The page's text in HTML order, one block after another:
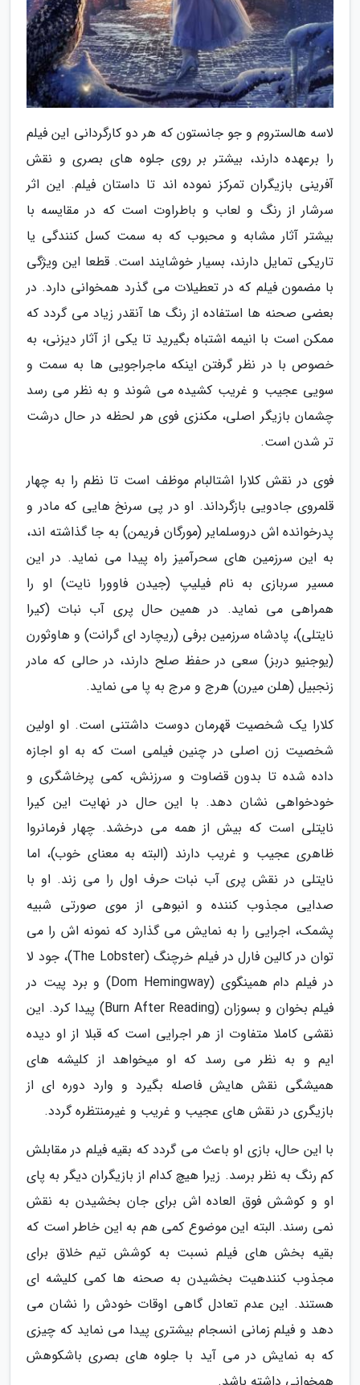
لاسه هالستروم و جو جانستون که هر دو کارگردانی این فیلم
را برعهده دارند، بیشتر بر روی جلوه های بصری و نقش
آفرینی بازیگران تمرکز نموده اند تا داستان فیلم. این اثر
سرشار از رنگ و لعاب و باطراوت است که در مقایسه با
بیشتر آثار مشابه و محبوب که به سمت کسل کنندگی یا
تاریکی تمایل دارند، بسیار خوشایند است. قطعا این ویژگی
با مضمون فیلم که در تعطیلات می گذرد همخوانی دارد. در
بعضی صحنه ها استفاده از رنگ ها آنقدر زیاد می گردد که
ممکن است با انیمه اشتباه بگیرید تا یکی از آثار دیزنی، به
خصوص با در نظر گرفتن اینکه ماجراجویی ها به سمت و
سویی عجیب و غریب کشیده می شوند و به نظر می رسد
چشمان بازیگر اصلی، مکنزی فوی هر لحظه در حال درشت
تر شدن است.
فوی در نقش کلارا اشتالبام موظف است تا نظم را به چهار
قلمروی جادویی بازگرداند. او در پی سرنخ هایی که مادر و
پدرخوانده اش دروسلمایر (مورگان فریمن) به جا گذاشته اند،
به این سرزمین های سحرآمیز راه پیدا می نماید. در این
مسیر سربازی به نام فیلیپ (جیدن فاوورا نایت) او را
همراهی می نماید. در همین حال پری آب نبات (کیرا
نایتلی)، پادشاه سرزمین برفی (ریچارد ای گرانت) و هاوثورن
(یوجنیو دربز) سعی در حفظ صلح دارند، در حالی که مادر
زنجبیل (هلن میرن) هرج و مرج به پا می نماید.
کلارا یک شخصیت قهرمان دوست داشتنی است. او اولین
شخصیت زن اصلی در چنین فیلمی است که به او اجازه
داده شده تا بدون قضاوت و سرزنش، کمی پرخاشگری و
خودخواهی نشان دهد. با این حال در نهایت این کیرا
نایتلی است که بیش از همه می درخشد. چهار فرمانروا
ظاهری عجیب و غریب دارند (البته به معنای خوب)، اما
نایتلی در نقش پری آب نبات حرف اول را می زند. او با
صدایی مجذوب کننده و انبوهی از موی صورتی شبیه
پشمک، اجرایی را به نمایش می گذارد که نمونه اش را می
توان در کالین فارل در فیلم خرچنگ (The Lobster)، جود لا
در فیلم دام همینگوی (Dom Hemingway) و برد پیت در
فیلم بخوان و بسوزان (Burn After Reading) پیدا کرد. این
نقشی کاملا متفاوت از هر اجرایی است که قبلا از او دیده
ایم و به نظر می رسد که او میخواهد از کلیشه های
همیشگی نقش هایش فاصله بگیرد و وارد دوره ای از
بازیگری در نقش های عجیب و غریب و غیرمنتظره گردد.
با این حال، بازی او باعث می گردد که بقیه فیلم در مقابلش
کم رنگ به نظر برسد. زیرا هیچ کدام از بازیگران دیگر به پای
او و کوشش فوق العاده اش برای جان بخشیدن به نقش
نمی رسند. البته این موضوع کمی هم به این خاطر است که
بقیه بخش های فیلم نسبت به کوشش تیم خلاق برای
مجذوب کنندهیت بخشیدن به صحنه ها کمی کلیشه ای
هستند. این عدم تعادل گاهی اوقات خودش را نشان می
دهد و فیلم زمانی انسجام بیشتری پیدا می نماید که چیزی
که به نمایش در می آید با جلوه های بصری باشکوهش